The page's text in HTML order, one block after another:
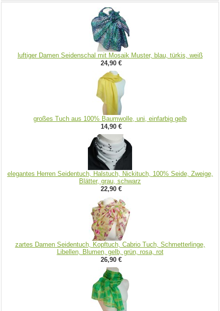
luftiger Damen Seidenschal mit Mosaik Muster, blau, türkis, weiß
24,90 €
großes Tuch aus 100% Baumwolle, uni, einfarbig gelb
14,90 €
elegantes Herren Seidentuch, Halstuch, Nickituch, 100% Seide, Zweige,
Blätter, grau, schwarz
22,90 €
zartes Damen Seidentuch, Kopftuch, Cabrio Tuch, Schmetterlinge,
Libellen, Blumen, gelb, grün, rosa, rot
26,90 €